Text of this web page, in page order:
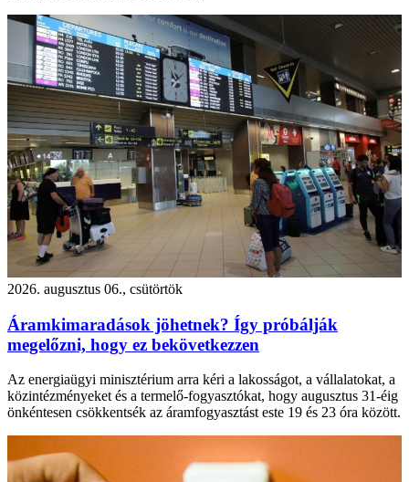
2026. augusztus 06., csütörtök
Áramkimaradások jöhetnek? Így próbálják
megelőzni, hogy ez bekövetkezzen
Az energiaügyi minisztérium arra kéri a lakosságot, a vállalatokat, a
közintézményeket és a termelő-fogyasztókat, hogy augusztus 31-éig
önkéntesen csökkentsék az áramfogyasztást este 19 és 23 óra között.